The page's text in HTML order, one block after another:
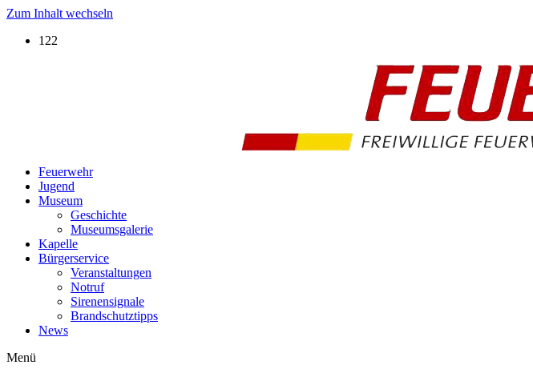
Zum Inhalt wechseln
122
Feuerwehr
Jugend
Museum
Geschichte
Museumsgalerie
Kapelle
Bürgerservice
Veranstaltungen
Notruf
Sirenensignale
Brandschutztipps
News
Menü